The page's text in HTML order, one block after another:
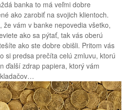
banka to má veľmi dobre
ako zarobiť na svojich klientoch.
že vám v banke nepovedia všetko,
ako sa pýtať, tak vás oberú
ako ste dobre obišli. Pritom vás
si predsa prečíta celú zmluvu, ktorú
ďalší zdrap papiera, ktorý vám